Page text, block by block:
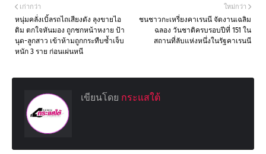
ใหม่กว่า
ชนชาวกะเหรี่ยงคาเรนนี จัดงานเฉลิม
ฉลอง วันชาติครบรอบปีที่ 151 ใน
สถานที่ลับแห่งหนึ่งในรัฐคาเรนนี
เก่ากว่า
หนุ่มคลั่งเบิ้ลรถไถเสียงดัง ลุงขายไอ
ติม ตกใจหันมอง ถูกชกหน้าหงาย ป้า
นุด-ลูกสาว เข้าห้ามถูกกระทืบซ้ำเจ็บ
หนัก 3 ราย ก่อนเผ่นหนี
เขียนโดย กระแสใต้